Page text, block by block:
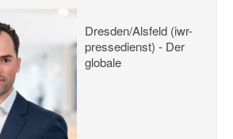
Dresden/Alsfeld (iwr-
pressedienst) - Der
globale